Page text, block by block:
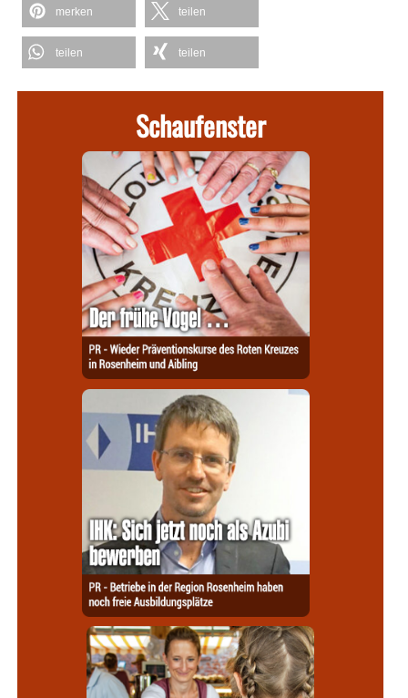
merken teilen
teilen teilen
Schaufenster